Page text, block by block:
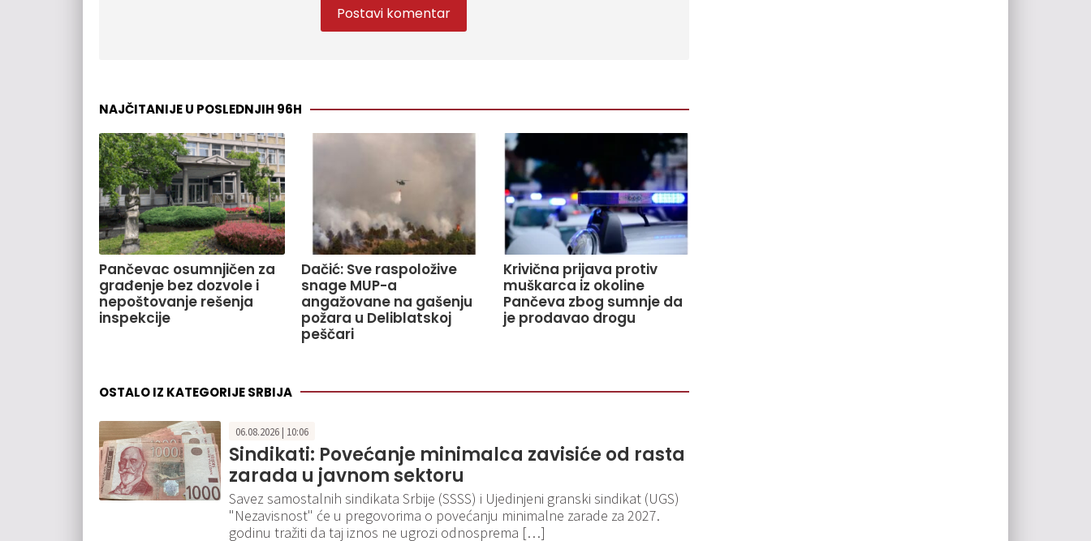
NAJČITANIJE U POSLEDNJIH 96H
Pančevac osumnjičen za
građenje bez dozvole i
nepoštovanje rešenja
inspekcije
Dačić: Sve raspoložive
snage MUP-a
angažovane na gašenju
požara u Deliblatskoj
peščari
Krivična prijava protiv
muškarca iz okoline
Pančeva zbog sumnje da
je prodavao drogu
OSTALO IZ KATEGORIJE SRBIJA
06.08.2026 | 10:06
Sindikati: Povećanje minimalca zavisiće od rasta
zarada u javnom sektoru
Savez samostalnih sindikata Srbije (SSSS) i Ujedinjeni granski sindikat (UGS)
"Nezavisnost" će u pregovorima o povećanju minimalne zarade za 2027.
godinu tražiti da taj iznos ne ugrozi odnosprema […]